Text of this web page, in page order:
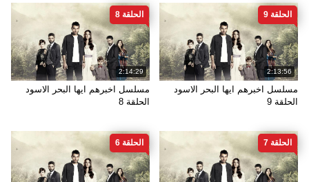
2:13:56
الحلقة 9
مسلسل اخبرهم ايها البحر الاسود
الحلقة 9
2:14:29
الحلقة 8
مسلسل اخبرهم ايها البحر الاسود
الحلقة 8
الحلقة 7 الحلقة 6